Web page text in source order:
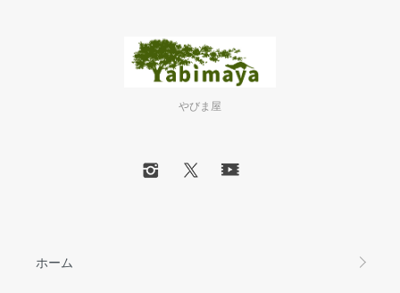
やびま屋
ホーム